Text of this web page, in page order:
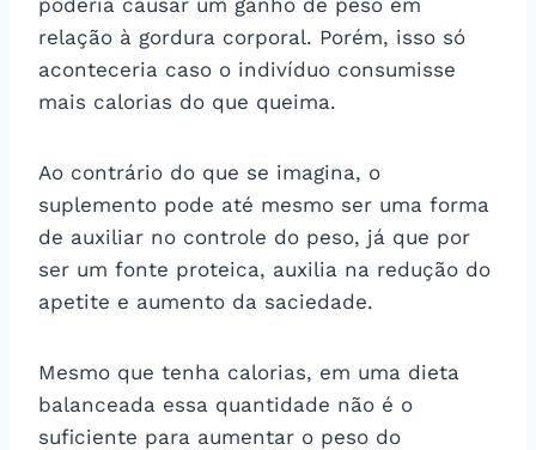
relação à gordura corporal. Porém, isso só
aconteceria caso o indivíduo consumisse
mais calorias do que queima.
Ao contrário do que se imagina, o
suplemento pode até mesmo ser uma forma
de auxiliar no controle do peso, já que por
ser um fonte proteica, auxilia na redução do
apetite e aumento da saciedade.
Mesmo que tenha calorias, em uma dieta
balanceada essa quantidade não é o
suficiente para aumentar o peso do